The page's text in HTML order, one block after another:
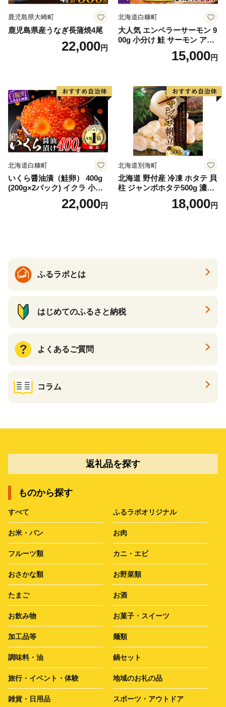
鹿児島県大崎町
鹿児島県産うなぎ長蒲焼4尾
22,000円
北海道白糠町
大人気 エンペラーサーモン 9
00g 小分け 鮭 サーモン アト
ランティックサーモン 水産
庁長官賞 受賞 さけ シャケ し
満足 美味しい 贈答 生食用 刺
身 お刺身 刺し身 魚介類 海鮮
冷凍 厚切り 薄切り ふるさと
納税 ふるさとチョイス チョ
イス 北海道 白糠町
15,000円
北海道白糠町
いくら醤油漬（鮭卵） 400g
(200g×2パック) イクラ 小分
け いくら醤油漬 鮭いくら い
くら醤油漬け 鮭 鮭卵 ikura
22,000円
北海道別海町
北海道 野付産 冷凍 ホタテ 貝
柱 ジャンボホタテ500g 濃厚
な旨味と甘み （ほたて ホタ
テ 帆立 貝柱 ホタテ貝柱 大玉
18,000円
ふるラボとは
はじめてのふるさと納税
よくあるご質問
コラム
返礼品を探す
ものから探す
すべて ふるラボオリジナル
お米・パン お肉
フルーツ類 カニ・エビ
おさかな類 お野菜類
たまご お酒
お飲み物 お菓子・スイーツ
加工品等 麺類
調味料・油 鍋セット
旅行・イベント・体験 地域のお礼の品
雑貨・日用品 スポーツ・アウトドア